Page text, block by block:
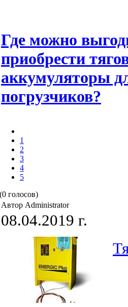
Где можно
приобрести
аккумуляторы
погрузчиков?
1
2
3
4
5
(0 голосов)
Автор Administrator
08.04.2019 г.